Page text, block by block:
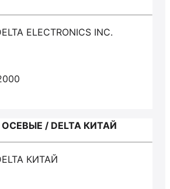
ELECTRONICS INC.
/ DELTA КИТАЙ
КИТАЙ